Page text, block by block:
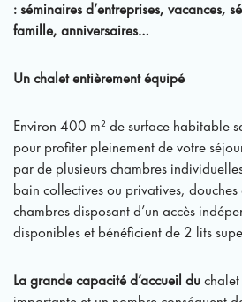
: séminaires d’entreprises, vacances,
famille, anniversaires…
Un chalet entièrement équipé
Environ 400 m² de surface habitable
pour profiter pleinement de votre
par de plusieurs chambres
bain collectives ou privatives,
chambres disposant d’un accès
disponibles et bénéficient de 2 lits
La grande capacité d’accueil du